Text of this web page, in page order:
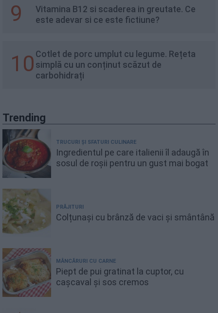
9
Vitamina B12 si scaderea in greutate. Ce
este adevar si ce este fictiune?
10 Cotlet de porc umplut cu legume. Rețeta
simplă cu un conținut scăzut de
carbohidrați
Trending
TRUCURI ȘI SFATURI CULINARE
Ingredientul pe care italienii îl adaugă în
sosul de roșii pentru un gust mai bogat
PRĂJITURI
Colțunași cu brânză de vaci și smântână
MÂNCĂRURI CU CARNE
Piept de pui gratinat la cuptor, cu
cașcaval și sos cremos